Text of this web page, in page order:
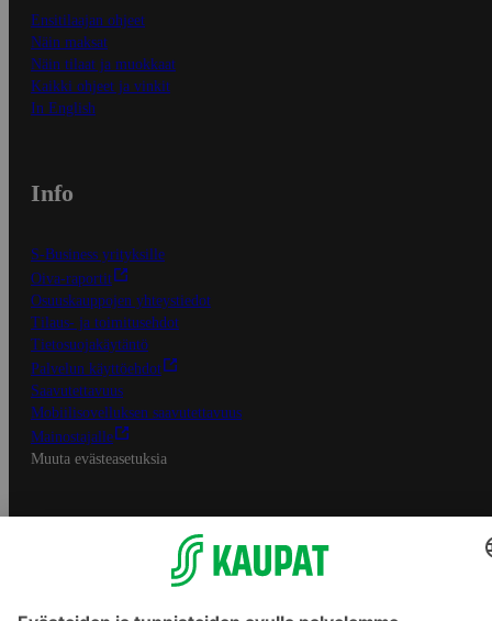
Ensitilaajan ohjeet
Näin maksat
Näin tilaat ja muokkaat
Kaikki ohjeet ja vinkit
In English
Info
S-Business yrityksille
Oiva-raportit
Osuuskauppojen yhteystiedot
Tilaus- ja toimitusehdot
Tietosuojakäytäntö
Palvelun käyttöehdot
Saavutettavuus
Mobiilisovelluksen saavutettavuus
Mainostajalle
Muuta evästeasetuksia
S-ryhmän palvelut